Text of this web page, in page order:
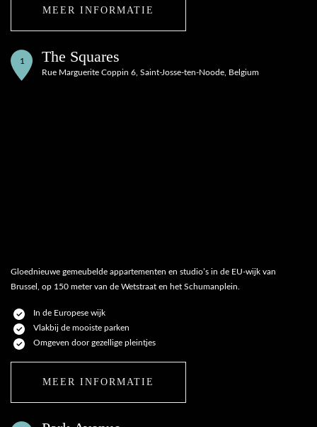
MEER INFORMATIE
1 The Squares
Rue Marguerite Coppin 6, Saint-Josse-ten-Noode, Belgium
Gloednieuwe gemeubelde appartementen en studio’s in de EU-wijk van
Brussel, op 150 meter van de Wetstraat en het Schumanplein.
In de Europese wijk
Vlakbij de mooiste parken
Omgeven door gezellige pleintjes
MEER INFORMATIE